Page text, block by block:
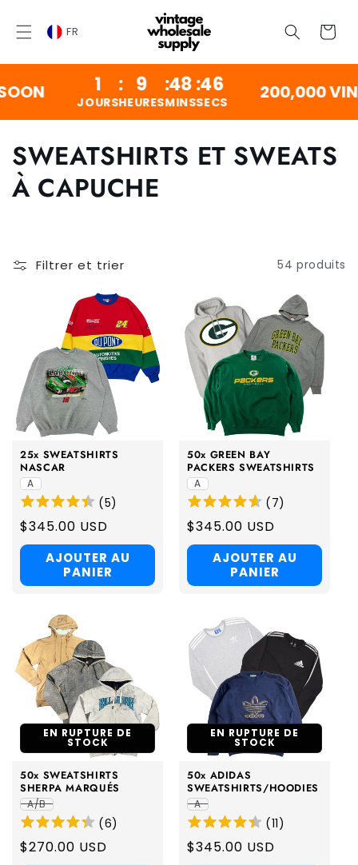
CONTENT
Chariot
FR
:
JOURS
9 :
HEURES
48:
MINS
46
SECS 200,000
C
o
l
e
o
n
SWEATSHIRTS ET SWEATS
À CAPUCHE
Filtrer et trier 54 produits
25x SWEATSHIRTS
NASCAR
A
(5)
Regular
price
$345.00 USD
AJOUTER AU
PANIER
50x GREEN BAY
PACKERS SWEATSHIRTS
A
(7)
Regular
price
$345.00 USD
AJOUTER AU
PANIER
EN RUPTURE DE
STOCK
50x SWEATSHIRTS
SHERPA MARQUÉS
A/B
(6)
Regular
$270.00 USD
EN RUPTURE DE
STOCK
50x ADIDAS
SWEATSHIRTS/HOODIES
A
(11)
Regular
$345.00 USD